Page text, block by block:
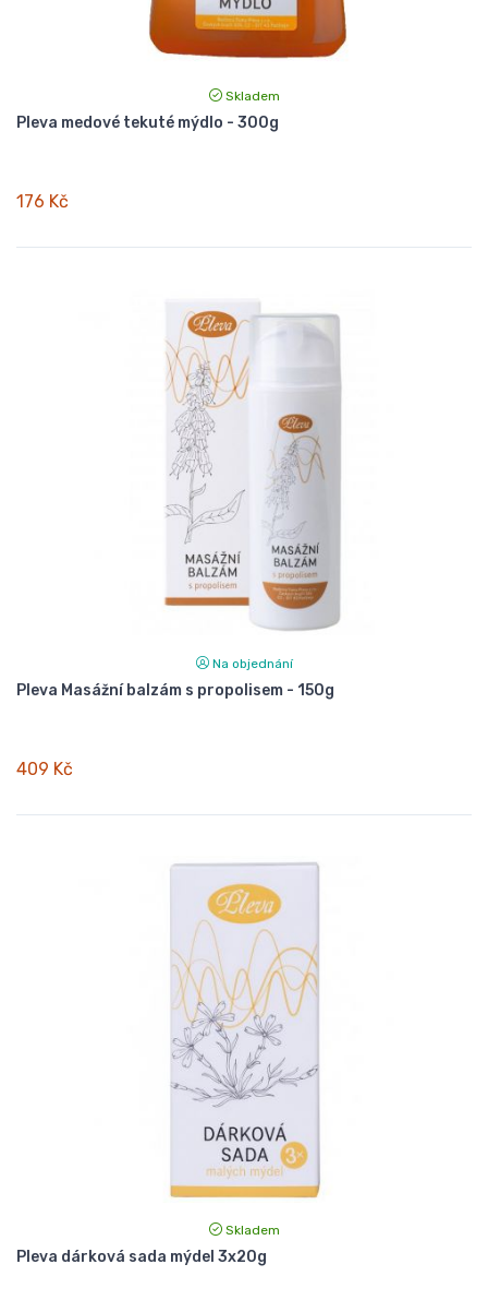
Skladem
Pleva medové tekuté mýdlo - 300g
176 Kč
Na objednání
Pleva Masážní balzám s propolisem - 150g
409 Kč
Skladem
Pleva dárková sada mýdel 3x20g